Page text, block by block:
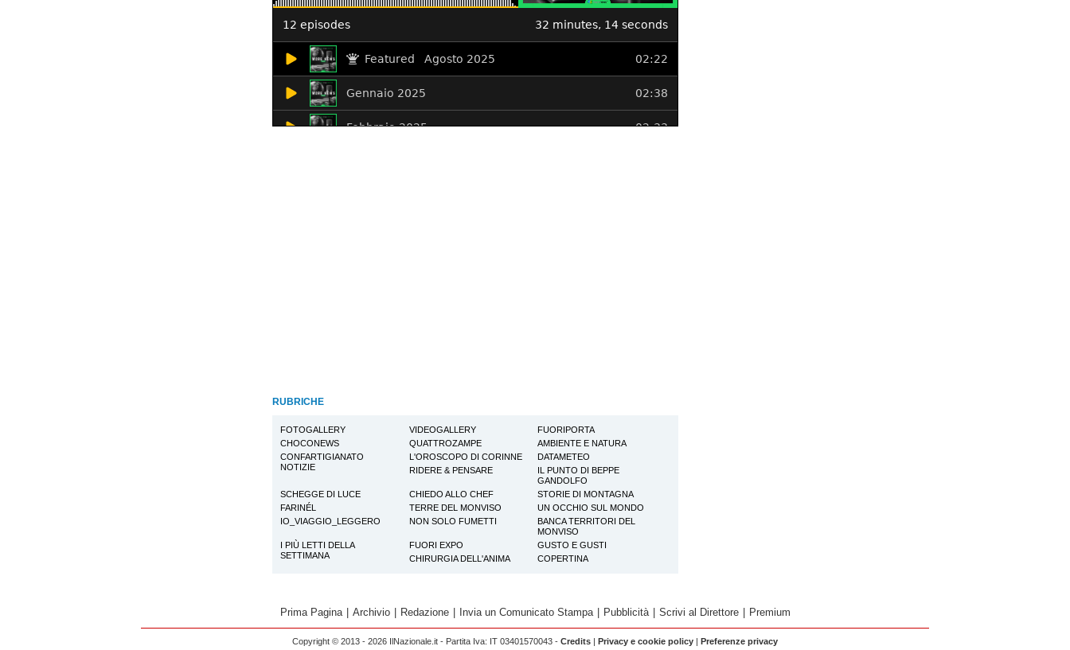
RUBRICHE
FOTOGALLERY VIDEOGALLERY
FUORIPORTA
CHOCONEWS
QUATTROZAMPE
AMBIENTE E NATURA
CONFARTIGIANATO
NOTIZIE
L'OROSCOPO DI CORINNE
DATAMETEO
RIDERE & PENSARE
IL PUNTO DI BEPPE
GANDOLFO
SCHEGGE DI LUCE
CHIEDO ALLO CHEF
STORIE DI MONTAGNA
FARINÉL
TERRE DEL MONVISO
UN OCCHIO SUL MONDO
IO_VIAGGIO_LEGGERO
NON SOLO FUMETTI
BANCA TERRITORI DEL
MONVISO
I PIÙ LETTI DELLA
SETTIMANA
FUORI EXPO
GUSTO E GUSTI
CHIRURGIA DELL'ANIMA
COPERTINA
Prima Pagina | Archivio | Redazione | Invia un Comunicato Stampa | Pubblicità | Scrivi al Direttore | Premium
Copyright © 2013 - 2026 IlNazionale.it - Partita Iva: IT 03401570043 - Credits | Privacy e cookie policy | Preferenze privacy